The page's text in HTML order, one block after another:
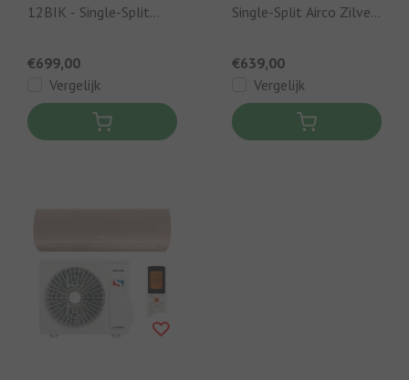
12BIK - Single-Split
Ingebouwde WIFI
€699,00
Vergelijk
Single-Split Airco Zilver
WIFI
€639,00
Vergelijk